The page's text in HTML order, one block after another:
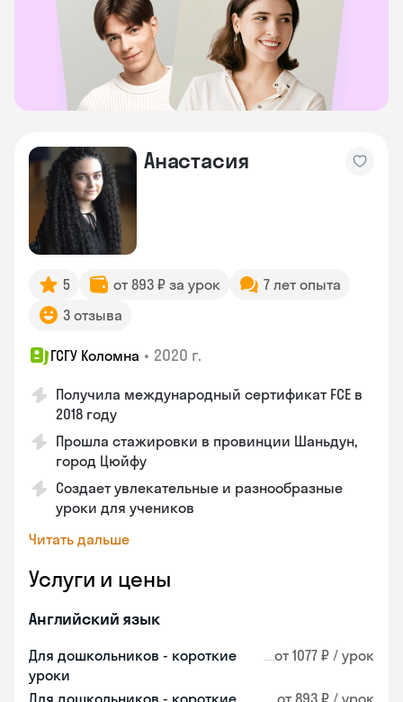
Анастасия
5 от 893 ₽ за урок
7 лет опыта
3 отзыва
ГСГУ Коломна • 2020 г.
Получила международный сертификат FCE в
2018 году
Прошла стажировки в провинции Шаньдун,
город Цюйфу
Создает увлекательные и разнообразные
уроки для учеников
Читать дальше
Услуги и цены
Английский язык
Для дошкольников - короткие
уроки
от 1077 ₽ / урок
Для дошкольников - короткие
от 893 ₽ / урок